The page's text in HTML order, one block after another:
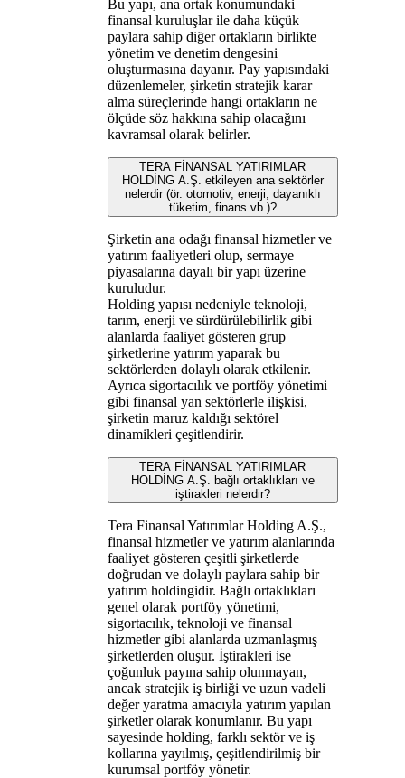
Bu yapı, ana ortak konumundaki
finansal kuruluşlar ile daha küçük
paylara sahip diğer ortakların birlikte
yönetim ve denetim dengesini
oluşturmasına dayanır. Pay yapısındaki
düzenlemeler, şirketin stratejik karar
alma süreçlerinde hangi ortakların ne
ölçüde söz hakkına sahip olacağını
kavramsal olarak belirler.
TERA FİNANSAL YATIRIMLAR
HOLDİNG A.Ş. etkileyen ana sektörler
nelerdir (ör. otomotiv, enerji, dayanıklı
tüketim, finans vb.)?
Şirketin ana odağı finansal hizmetler ve
yatırım faaliyetleri olup, sermaye
piyasalarına dayalı bir yapı üzerine
kuruludur.
Holding yapısı nedeniyle teknoloji,
tarım, enerji ve sürdürülebilirlik gibi
alanlarda faaliyet gösteren grup
şirketlerine yatırım yaparak bu
sektörlerden dolaylı olarak etkilenir.
Ayrıca sigortacılık ve portföy yönetimi
gibi finansal yan sektörlerle ilişkisi,
şirketin maruz kaldığı sektörel
dinamikleri çeşitlendirir.
TERA FİNANSAL YATIRIMLAR
HOLDİNG A.Ş. bağlı ortaklıkları ve
iştirakleri nelerdir?
Tera Finansal Yatırımlar Holding A.Ş.,
finansal hizmetler ve yatırım alanlarında
faaliyet gösteren çeşitli şirketlerde
doğrudan ve dolaylı paylara sahip bir
yatırım holdingidir. Bağlı ortaklıkları
genel olarak portföy yönetimi,
sigortacılık, teknoloji ve finansal
hizmetler gibi alanlarda uzmanlaşmış
şirketlerden oluşur. İştirakleri ise
çoğunluk payına sahip olunmayan,
ancak stratejik iş birliği ve uzun vadeli
değer yaratma amacıyla yatırım yapılan
şirketler olarak konumlanır. Bu yapı
sayesinde holding, farklı sektör ve iş
kollarına yayılmış, çeşitlendirilmiş bir
kurumsal portföy yönetir.